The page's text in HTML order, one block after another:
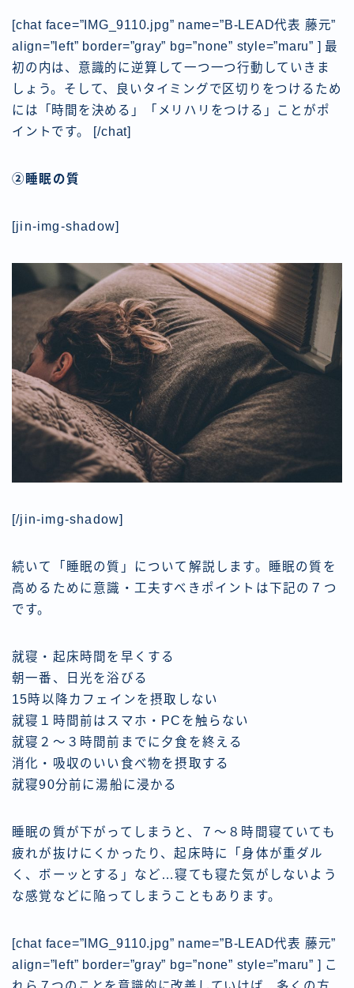
[chat face=”IMG_9110.jpg” name=”B-LEAD代表 藤元”
align=”left” border=”gray” bg=”none” style=”maru” ] 最
初の内は、意識的に逆算して一つ一つ行動していきま
しょう。そして、良いタイミングで区切りをつけるため
には「時間を決める」「メリハリをつける」ことがポ
イントです。
[/chat]
②睡眠の質
[jin-img-shadow]
[/jin-img-shadow]
続いて「睡眠の質」について解説します。睡眠の質を
高めるために意識・工夫すべきポイントは下記の７つ
です。
就寝・起床時間を早くする
朝一番、日光を浴びる
15時以降カフェインを摂取しない
就寝１時間前はスマホ・PCを触らない
就寝２〜３時間前までに夕食を終える
消化・吸収のいい食べ物を摂取する
就寝90分前に湯船に浸かる
睡眠の質が下がってしまうと、７〜８時間寝ていても
疲れが抜けにくかったり、起床時に「身体が重ダル
く、ボーッとする」など…寝ても寝た気がしないよう
な感覚などに陥ってしまうこともあります。
[chat face=”IMG_9110.jpg” name=”B-LEAD代表 藤元”
align=”left” border=”gray” bg=”none” style=”maru” ] こ